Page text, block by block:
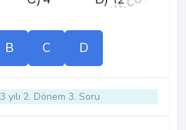
B C D
yılı 2. Dönem 3. Soru